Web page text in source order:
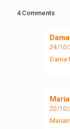
4 Comments
24/10/
Dama
22/10/